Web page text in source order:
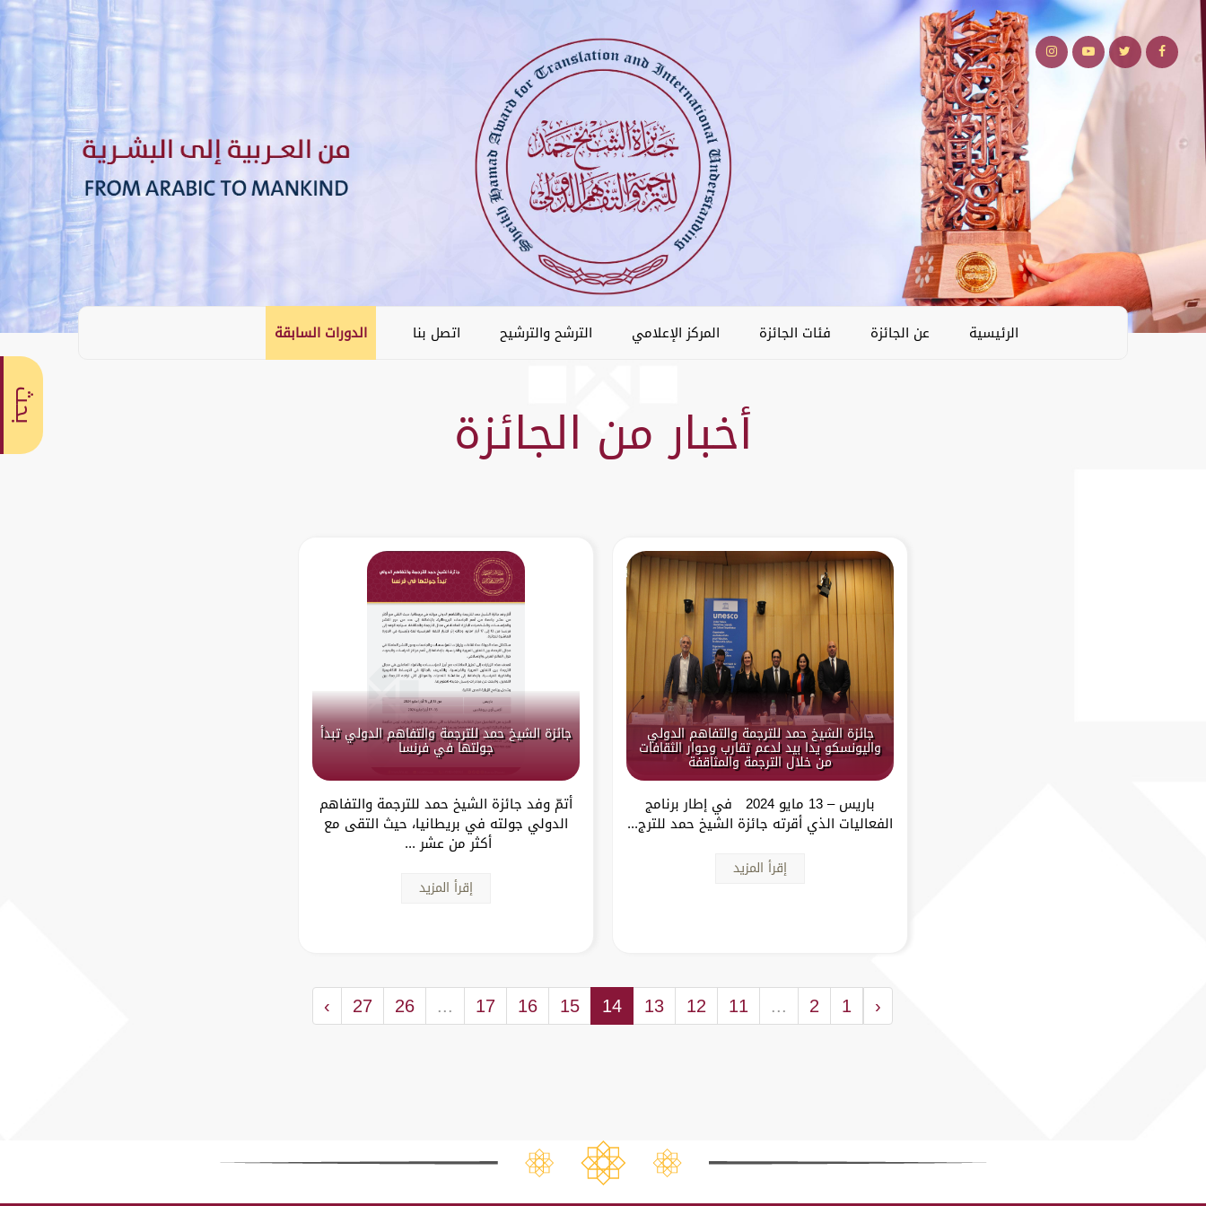
الرئيسية عن الجائزة فئات الجائزة المركز الإعلامي الترشح والترشيح اتصل بنا الدورات السابقة
أخبار من الجائزة
جائزة الشيخ حمد للترجمة والتفاهم الدولي
واليونسكو يدا بيد لدعم تقارب وحوار الثقافات
من خلال الترجمة والمثاقفة
باريس – 13 مايو 2024 في إطار برنامج
الفعاليات الذي أقرته جائزة الشيخ حمد للترج...
إقرأ المزيد
جائزة الشيخ حمد للترجمة والتفاهم الدولي تبدأ
جولتها في فرنسا
أتمّ وفد جائزة الشيخ حمد للترجمة والتفاهم
الدولي جولته في بريطانيا، حيث التقى مع
أكثر من عشر ...
إقرأ المزيد
‹
1
2
...
11
12
13
14
15
16
17
...
26
27
›
بحث